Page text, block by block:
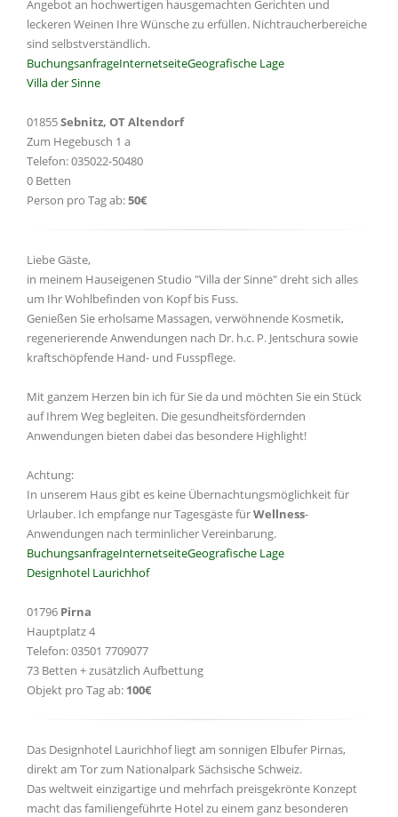
Angebot an hochwertigen hausgemachten Gerichten und
leckeren Weinen Ihre Wünsche zu erfüllen. Nichtraucherbereiche
sind selbstverständlich.
BuchungsanfrageInternetseiteGeografische Lage
Villa der Sinne
01855Sebnitz, OT Altendorf
Zum Hegebusch 1 a
Telefon: 035022-50480
0 Betten
Person pro Tag ab:50€
Liebe Gäste,
in meinem Hauseigenen Studio "Villa der Sinne" dreht sich alles
um Ihr Wohlbefinden von Kopf bis Fuss.
Genießen Sie erholsame Massagen, verwöhnende Kosmetik,
regenerierende Anwendungen nach Dr. h.c. P. Jentschura sowie
kraftschöpfende Hand- und Fusspflege.
Mit ganzem Herzen bin ich für Sie da und möchten Sie ein Stück
auf Ihrem Weg begleiten. Die gesundheitsfördernden
Anwendungen bieten dabei das besondere Highlight!
Achtung:
In unserem Haus gibt es keine Übernachtungsmöglichkeit für
Urlauber. Ich empfange nur Tagesgäste fürWellness-
Anwendungen nach terminlicher Vereinbarung.
BuchungsanfrageInternetseiteGeografische Lage
Designhotel Laurichhof
01796 Pirna
Hauptplatz 4
Telefon: 03501 7709077
73 Betten + zusätzlich Aufbettung
Objekt pro Tag ab: 100€
Das Designhotel Laurichhof liegt am sonnigen Elbufer Pirnas,
direkt am Tor zum Nationalpark Sächsische Schweiz.
Das weltweit einzigartige und mehrfach preisgekrönte Konzept
macht das familiengeführte Hotel zu einem ganz besonderen